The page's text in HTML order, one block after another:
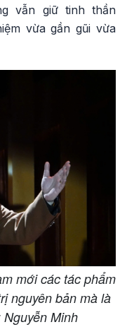
vẫn giữ tinh thần
vừa gần gũi vừa
mới các tác phẩm
nguyên bản mà là
Minh